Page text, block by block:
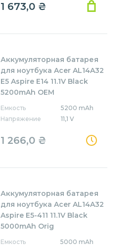
1 673,0 ₴
Аккумуляторная батарея
для ноутбука Acer AL14A32
E5 Aspire E14 11.1V Black
5200mAh OEM
Емкость
5200 mAh
Напряжение
11,1 V
1 266,0 ₴
Аккумуляторная батарея
для ноутбука Acer AL14A32
Aspire E5-411 11.1V Black
5000mAh Orig
Емкость
5000 mAh